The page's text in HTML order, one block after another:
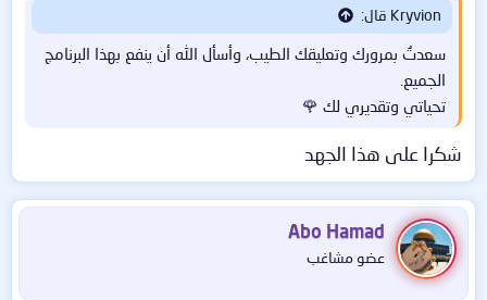
Kryvion قال:
سعدتُ بمرورك وتعليقك الطيب، وأسأل الله أن ينفع بهذا البرنامج
الجميع.
تحياتي وتقديري لك 🌹
شكرا على هذا الجهد
Abo Hamad
عضو مشاغب